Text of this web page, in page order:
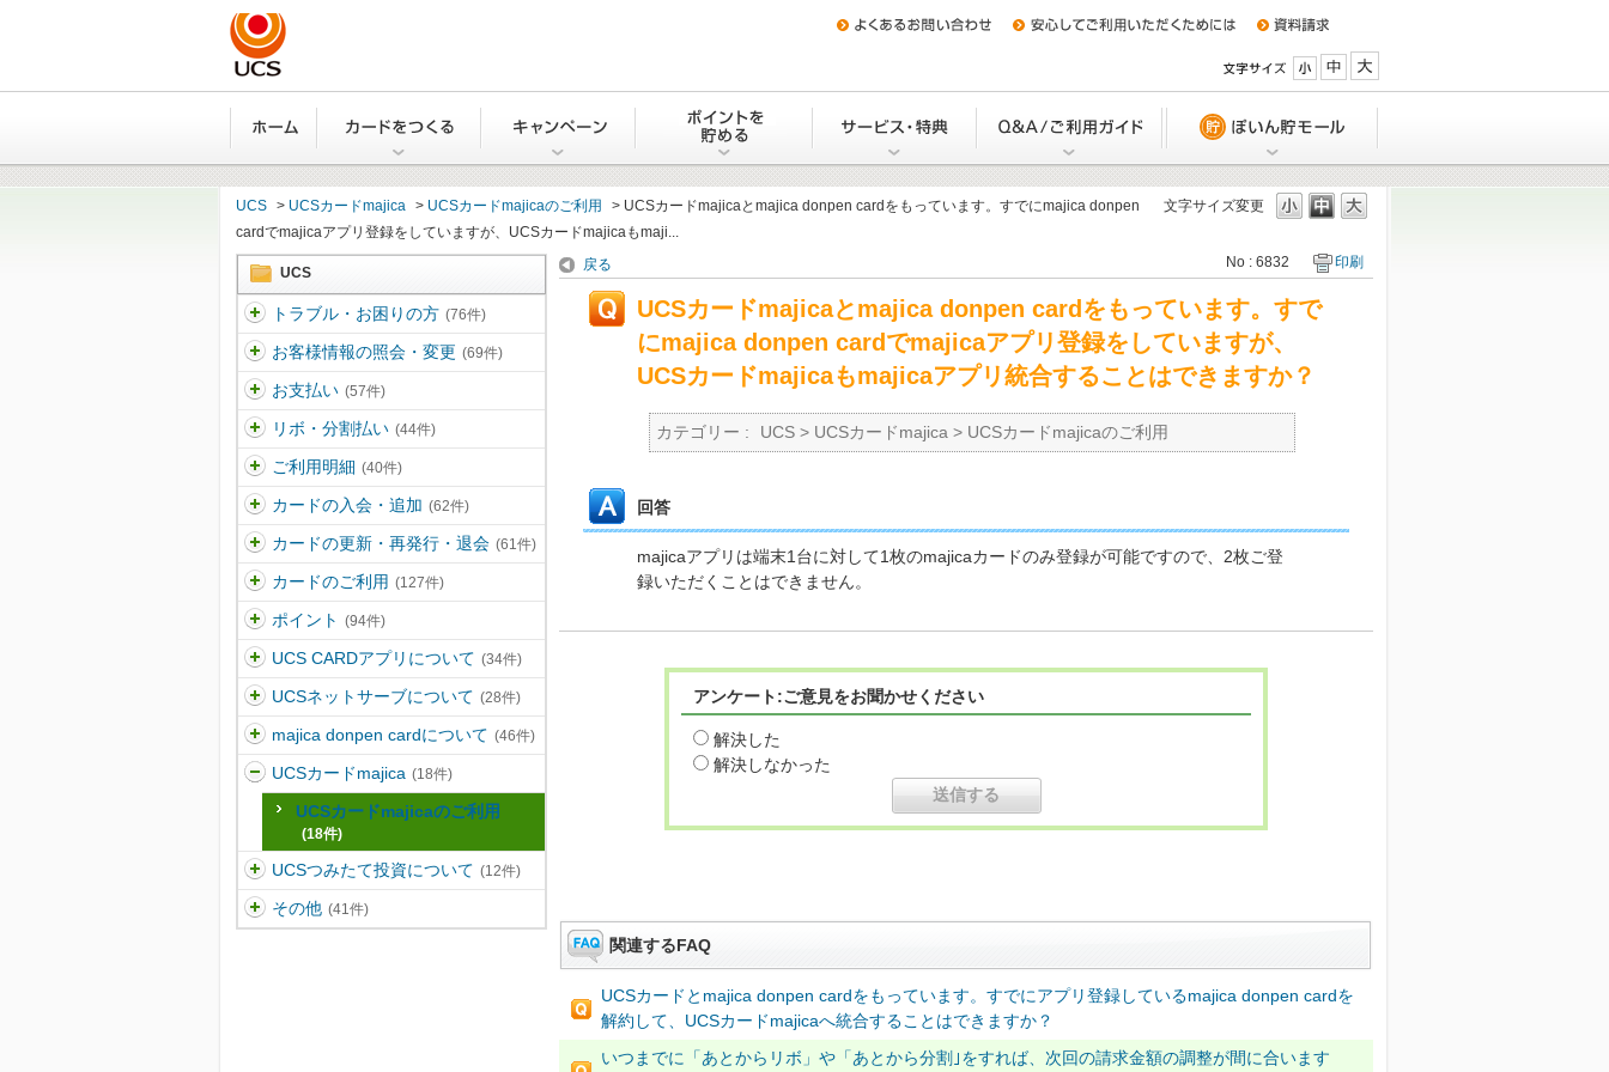
UCSカードの利用締日、支払い日は
小 中
文字サイズ変更
UCS > UCSカードmajica > UCSカードmajicaのご利用 > UCSカードmajicaとmajica donpen cardをもっています。すでにmajica donpen
cardでmajicaアプリ登録をしていますが、UCSカードmajicaもmaji...
UCS
トラブル・お困りの方 (76件)
お客様情報の照会・変更 (69件)
お支払い (57件)
リボ・分割払い (44件)
ご利用明細 (40件)
カードの入会・追加 (62件)
カードの更新・再発行・退会 (61件)
カードのご利用 (127件)
ポイント (94件)
UCS CARDアプリについて (34件)
UCSネットサーブについて (28件)
majica donpen cardについて (46件)
UCSカードmajica (18件)
UCSカードmajicaのご利用
(18件)
UCSつみたて投資について (12件)
その他 (41件)
戻る No : 6832 印刷
UCSカードmajicaとmajica donpen cardをもっています。すで
にmajica donpen cardでmajicaアプリ登録をしていますが、
UCSカードmajicaもmajicaアプリ統合することはできますか？
カテゴリー : UCS > UCSカードmajica > UCSカードmajicaのご利用
回答
majicaアプリは端末1台に対して1枚のmajicaカードのみ登録が可能ですので、2枚ご登
録いただくことはできません。
アンケート:ご意見をお聞かせください
解決した
解決しなかった
関連するFAQ
UCSカードとmajica donpen cardをもっています。すでにアプリ登録しているmajica donpen cardを
解約して、UCSカードmajicaへ統合することはできますか？
いつまでに「あとからリボ」や「あとから分割｣をすれば、次回の請求金額の調整が間に合います